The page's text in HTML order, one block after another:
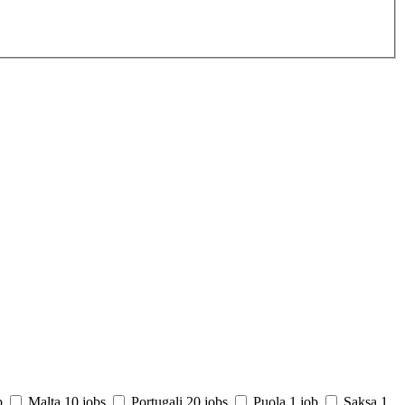
Malta 10 jobs Portugali 20 jobs Puola 1 job Saksa 1